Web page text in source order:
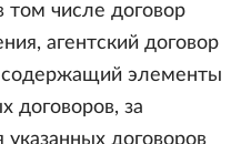
том числе договор
агентский договор
элементы
договоров, за
договоров